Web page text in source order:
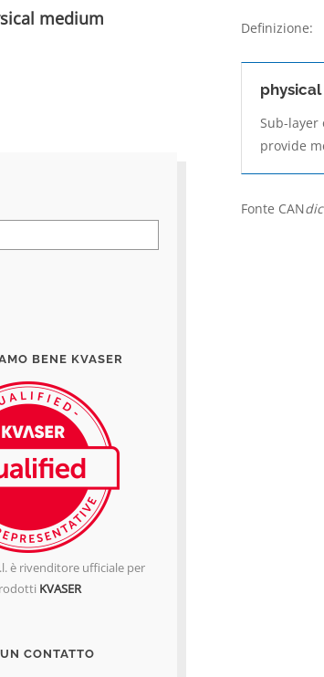
medium
Definizione:
Sub-
provide
Fonte CAN
BENE KVASER
è rivenditore ufficiale per
KVASER
CONTATTO